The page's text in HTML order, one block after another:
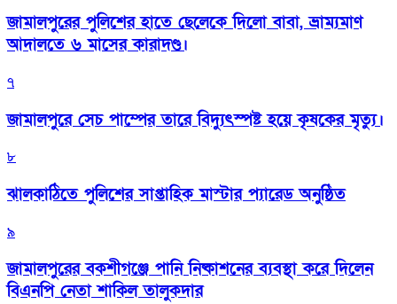
জামালপুরের পুলিশের হাতে ছেলেকে দিলো বাবা, ভ্রাম্যমাণ
আদালতে ৬ মাসের কারাদণ্ড।
৭
জামালপুরে সেচ পাম্পের তারে বিদ্যুৎস্পষ্ট হয়ে কৃষকের মৃত্যু।
৮
‎ঝালকাঠিতে পুলিশের সাপ্তাহিক মাস্টার প্যারেড অনুষ্ঠিত
৯
জামালপুরের বকশীগঞ্জে পানি নিষ্কাশনের ব্যবস্থা করে দিলেন
বিএনপি নেতা শাকিল তালুকদার